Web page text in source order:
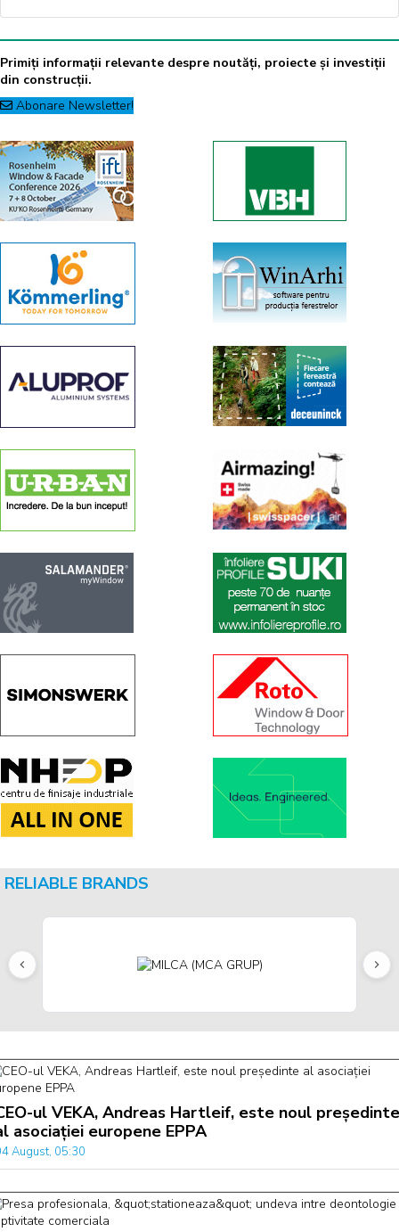
Primiți informații relevante despre noutăți, proiecte și investiții
din construcții.
Abonare Newsletter!
RELIABLE BRANDS
ul VEKA, Andreas Hartleif, este noul președinte
asociației europene EPPA
August, 05:30